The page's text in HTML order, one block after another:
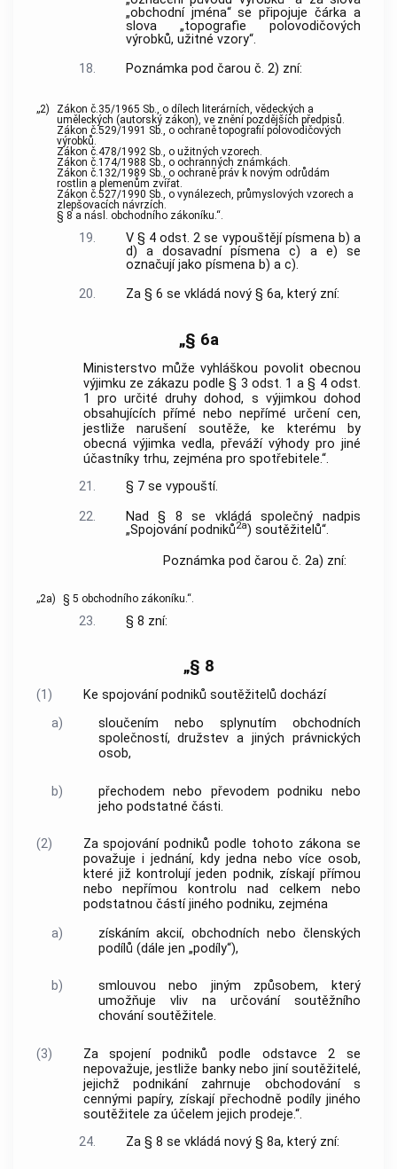
„obchodní jména“ se připojuje čárka a
slova „topografie polovodičových
výrobků, užitné vzory“.
18.
Poznámka pod čarou č. 2) zní:
„2)
Zákon č.35/1965 Sb., o dílech literárních, vědeckých a
uměleckých (autorský zákon), ve znění pozdějších předpisů.
Zákon č.529/1991 Sb., o ochraně topografií polovodičových
výrobků.
Zákon č.478/1992 Sb., o užitných vzorech.
Zákon č.174/1988 Sb., o ochranných známkách.
Zákon č.132/1989 Sb., o ochraně práv k novým odrůdám
rostlin a plemenům zvířat.
Zákon č.527/1990 Sb., o vynálezech, průmyslových vzorech a
zlepšovacích návrzích.
§ 8 a násl. obchodního zákoníku.“.
19.
V § 4 odst. 2 se vypouštějí písmena b) a
d) a dosavadní písmena c) a e) se
označují jako písmena b) a c).
20.
Za § 6 se vkládá nový § 6a, který zní:
„§ 6a
Ministerstvo může vyhláškou povolit obecnou
výjimku ze zákazu podle § 3 odst. 1 a § 4 odst.
1 pro určité druhy dohod, s výjimkou dohod
obsahujících přímé nebo nepřímé určení cen,
jestliže narušení soutěže, ke kterému by
obecná výjimka vedla, převáží výhody pro jiné
účastníky trhu, zejména pro spotřebitele.“.
21.
§ 7 se vypouští.
22.
Nad § 8 se vkládá společný nadpis
„Spojování podniků2a) soutěžitelů“.
Poznámka pod čarou č. 2a) zní:
„2a) § 5 obchodního zákoníku.“.
23. § 8 zní:
„§ 8
(1)
Ke spojování podniků soutěžitelů dochází
a)
sloučením nebo splynutím obchodních
společností, družstev a jiných právnických
osob,
b)
přechodem nebo převodem podniku nebo
jeho podstatné části.
(2)
Za spojování podniků podle tohoto zákona se
považuje i jednání, kdy jedna nebo více osob,
které již kontrolují jeden podnik, získají přímou
nebo nepřímou kontrolu nad celkem nebo
podstatnou částí jiného podniku, zejména
a)
získáním akcií, obchodních nebo členských
podílů (dále jen „podíly“),
b)
smlouvou nebo jiným způsobem, který
umožňuje vliv na určování soutěžního
chování soutěžitele.
(3)
Za spojení podniků podle odstavce 2 se
nepovažuje, jestliže banky nebo jiní soutěžitelé,
jejichž podnikání zahrnuje obchodování s
cennými papíry, získají přechodně podíly jiného
soutěžitele za účelem jejich prodeje.“.
24.
Za § 8 se vkládá nový § 8a, který zní: